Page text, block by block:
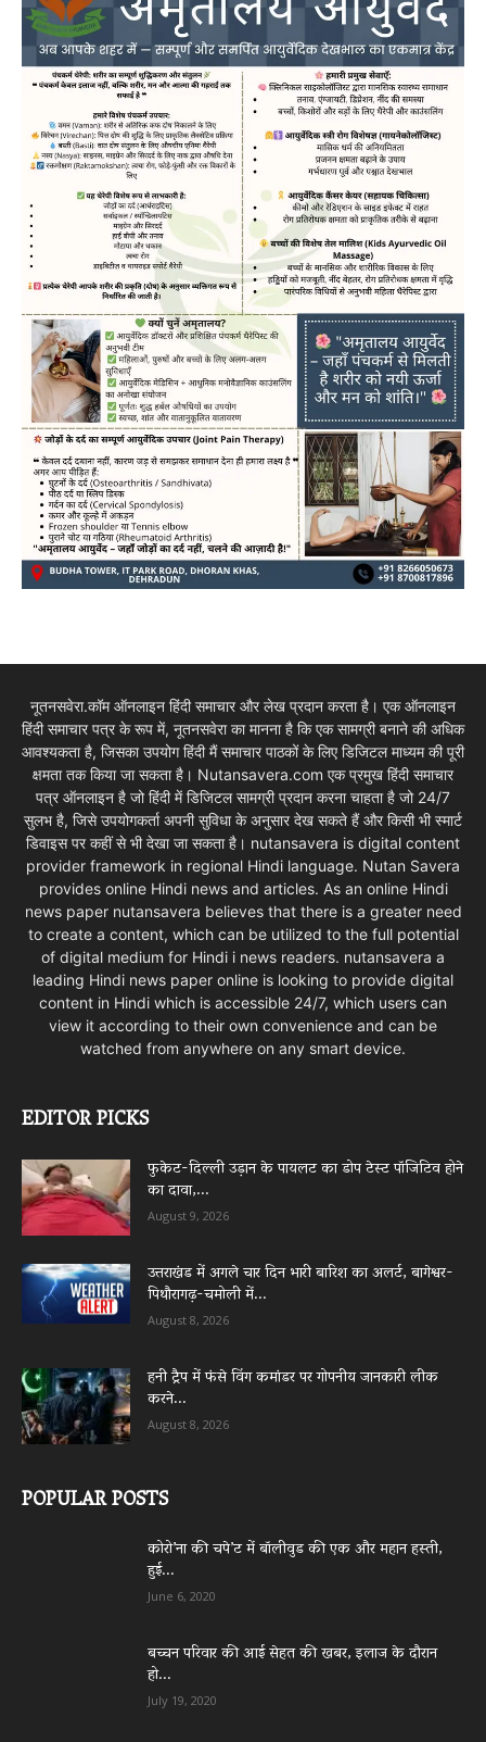
नूतनसवेरा.कॉम ऑनलाइन हिंदी समाचार और लेख प्रदान करता है। एक ऑनलाइन
हिंदी समाचार पत्र के रूप में, नूतनसवेरा का मानना है कि एक सामग्री बनाने की अधिक
आवश्यकता है, जिसका उपयोग हिंदी मैं समाचार पाठकों के लिए डिजिटल माध्यम की पूरी
क्षमता तक किया जा सकता है। Nutansavera.com एक प्रमुख हिंदी समाचार
पत्र ऑनलाइन है जो हिंदी में डिजिटल सामग्री प्रदान करना चाहता है जो 24/7
सुलभ है, जिसे उपयोगकर्ता अपनी सुविधा के अनुसार देख सकते हैं और किसी भी स्मार्ट
डिवाइस पर कहीं से भी देखा जा सकता है। nutansavera is digital content
provider framework in regional Hindi language. Nutan Savera
provides online Hindi news and articles. As an online Hindi
news paper nutansavera believes that there is a greater need
to create a content, which can be utilized to the full potential
of digital medium for Hindi i news readers. nutansavera a
leading Hindi news paper online is looking to provide digital
content in Hindi which is accessible 24/7, which users can
view it according to their own convenience and can be
watched from anywhere on any smart device.
EDITOR PICKS
फुकेट-दिल्ली उड़ान के पायलट का डोप टेस्ट पॉजिटिव होने
का दावा,...
August 9, 2026
उत्तराखंड में अगले चार दिन भारी बारिश का अलर्ट, बागेश्वर-
पिथौरागढ़-चमोली में...
August 8, 2026
हनी ट्रैप में फंसे विंग कमांडर पर गोपनीय जानकारी लीक
करने...
August 8, 2026
POPULAR POSTS
कोरो’ना की चपे’ट में बॉलीवुड की एक और महान हस्ती,
हुई...
June 6, 2020
बच्चन परिवार की आई सेहत की खबर, इलाज के दौरान
हो...
July 19, 2020